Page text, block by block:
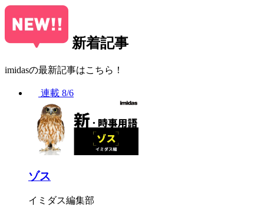
新着記事
imidasの最新記事はこちら！
連載 8/6
ゾス
イミダス編集部